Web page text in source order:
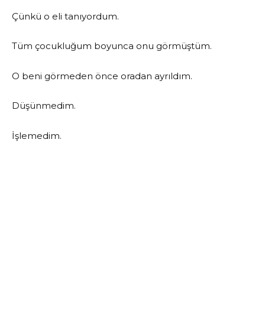
Çünkü o eli tanıyordum.
Tüm çocukluğum boyunca onu görmüştüm.
O beni görmeden önce oradan ayrıldım.
Düşünmedim.
İşlemedim.